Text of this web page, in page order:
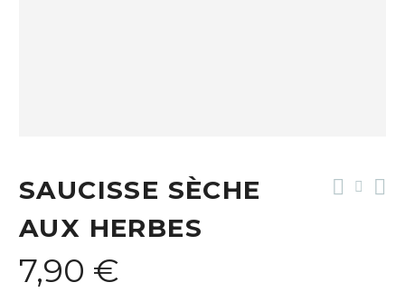
SAUCISSE SÈCHE
AUX HERBES
7,90 €